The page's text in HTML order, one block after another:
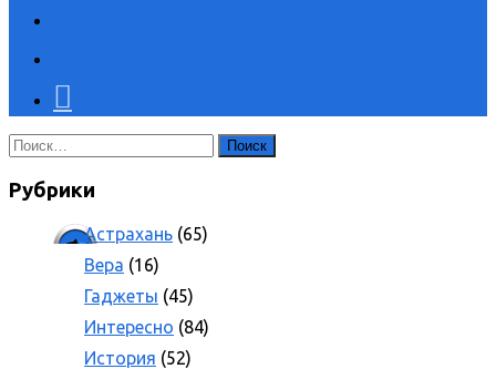
Найти:
Рубрики
Астрахань (65)
Вера (16)
Гаджеты (45)
Интересно (84)
История (52)